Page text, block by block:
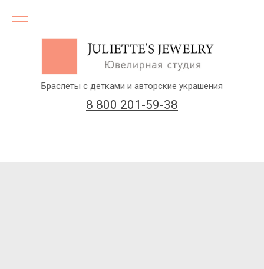
8 800 201-59-38
Браслеты с детками и авторские украшения